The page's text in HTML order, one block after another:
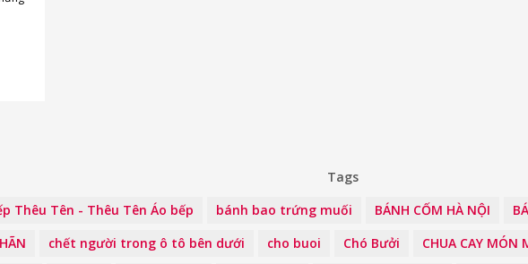
Tags
Thêu Tên - Thêu Tên Áo bếp bánh bao trứng muối BÁNH CỐM HÀ NỘI
chết người trong ô tô bên dưới cho buoi Chó Bưởi CHUA CAY MÓN